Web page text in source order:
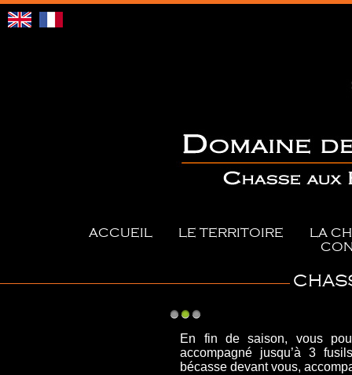
ACCUEIL LE TERRITOIRE
LA
En fin de saison, vous
accompagné jusqu’à 3
bécasse devant vous,